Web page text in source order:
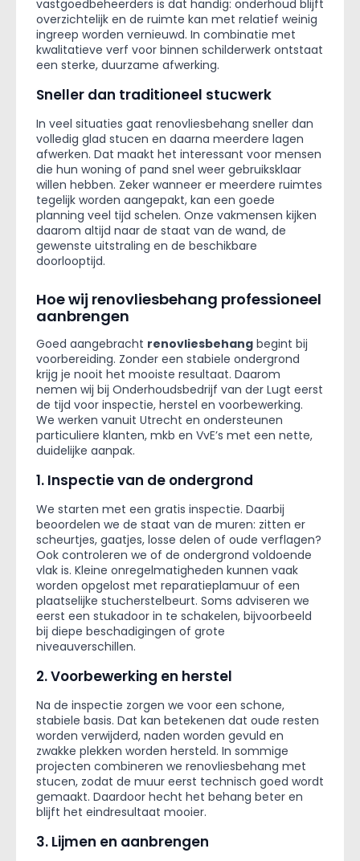
vastgoedbeheerders is dat handig: onderhoud blijft
overzichtelijk en de ruimte kan met relatief weinig
ingreep worden vernieuwd. In combinatie met
kwalitatieve verf voor binnen schilderwerk ontstaat
een sterke, duurzame afwerking.
Sneller dan traditioneel stucwerk
In veel situaties gaat renovliesbehang sneller dan
volledig glad stucen en daarna meerdere lagen
afwerken. Dat maakt het interessant voor mensen
die hun woning of pand snel weer gebruiksklaar
willen hebben. Zeker wanneer er meerdere ruimtes
tegelijk worden aangepakt, kan een goede
planning veel tijd schelen. Onze vakmensen kijken
daarom altijd naar de staat van de wand, de
gewenste uitstraling en de beschikbare
doorlooptijd.
Hoe wij renovliesbehang professioneel
aanbrengen
Goed aangebracht renovliesbehang begint bij
voorbereiding. Zonder een stabiele ondergrond
krijg je nooit het mooiste resultaat. Daarom
nemen wij bij Onderhoudsbedrijf van der Lugt eerst
de tijd voor inspectie, herstel en voorbewerking.
We werken vanuit Utrecht en ondersteunen
particuliere klanten, mkb en VvE’s met een nette,
duidelijke aanpak.
1. Inspectie van de ondergrond
We starten met een gratis inspectie. Daarbij
beoordelen we de staat van de muren: zitten er
scheurtjes, gaatjes, losse delen of oude verflagen?
Ook controleren we of de ondergrond voldoende
vlak is. Kleine onregelmatigheden kunnen vaak
worden opgelost met reparatieplamuur of een
plaatselijke stucherstelbeurt. Soms adviseren we
eerst een stukadoor in te schakelen, bijvoorbeeld
bij diepe beschadigingen of grote
niveauverschillen.
2. Voorbewerking en herstel
Na de inspectie zorgen we voor een schone,
stabiele basis. Dat kan betekenen dat oude resten
worden verwijderd, naden worden gevuld en
zwakke plekken worden hersteld. In sommige
projecten combineren we renovliesbehang met
stucen, zodat de muur eerst technisch goed wordt
gemaakt. Daardoor hecht het behang beter en
blijft het eindresultaat mooier.
3. Lijmen en aanbrengen